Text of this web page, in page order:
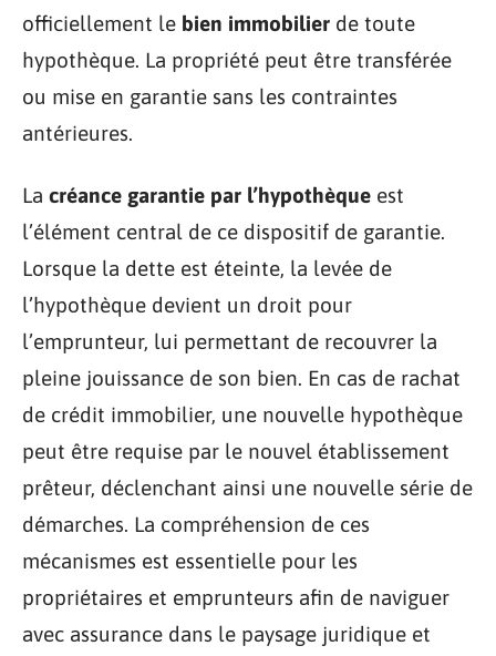
officiellement le bien immobilier de toute
hypothèque. La propriété peut être transférée
ou mise en garantie sans les contraintes
antérieures.
La créance garantie par l’hypothèque est
l’élément central de ce dispositif de garantie.
Lorsque la dette est éteinte, la levée de
l’hypothèque devient un droit pour
l’emprunteur, lui permettant de recouvrer la
pleine jouissance de son bien. En cas de rachat
de crédit immobilier, une nouvelle hypothèque
peut être requise par le nouvel établissement
prêteur, déclenchant ainsi une nouvelle série de
démarches. La compréhension de ces
mécanismes est essentielle pour les
propriétaires et emprunteurs afin de naviguer
avec assurance dans le paysage juridique et